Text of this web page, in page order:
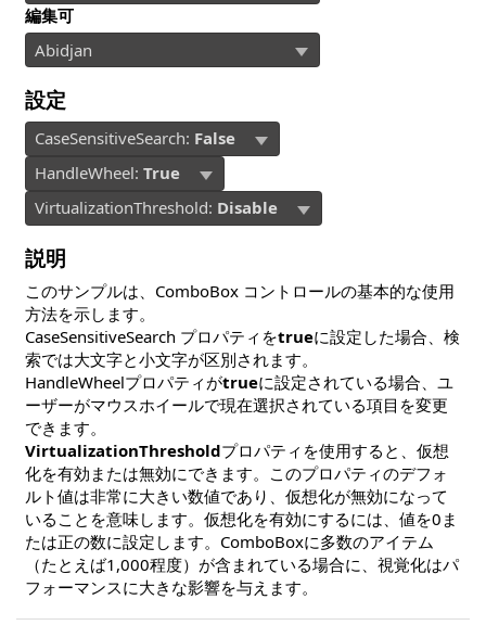
編集可
設定
CaseSensitiveSearch: False
HandleWheel: True
VirtualizationThreshold: Disable
説明
このサンプルは、ComboBox コントロールの基本的な使用
方法を示します。
CaseSensitiveSearch プロパティをtrueに設定した場合、検
索では大文字と小文字が区別されます。
HandleWheelプロパティがtrueに設定され​ている場合、ユ
ーザーがマウスホイールで現在選択されている項目を変更
できます。
VirtualizationThresholdプロパティを使用すると、仮想
化を有効または無効にできます。このプロパティのデフォ
ルト値は非常に大きい数値であり、仮想化が無効になって
いることを意味します。仮想化を有効にするには、値を0ま
たは正の数に設定します。ComboBoxに多数のアイテム
（たとえば1,000程度）が含まれている場合に、視覚化はパ
フォーマンスに大きな影響を与えます。